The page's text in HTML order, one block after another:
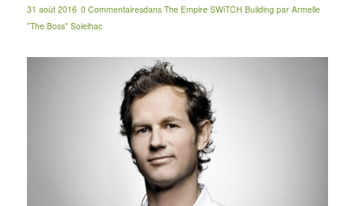
31 août 2016 0 Commentairesdans The Empire SWiTCH Building par Armelle
"The Boss" Solelhac